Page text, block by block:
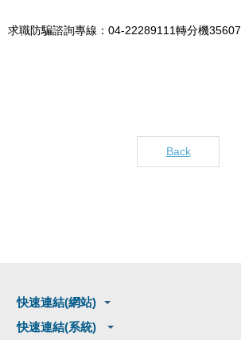
求職防騙諮詢專線：04-22289111轉分機35607
Back
快速連結(網站)
快速連結(系統)